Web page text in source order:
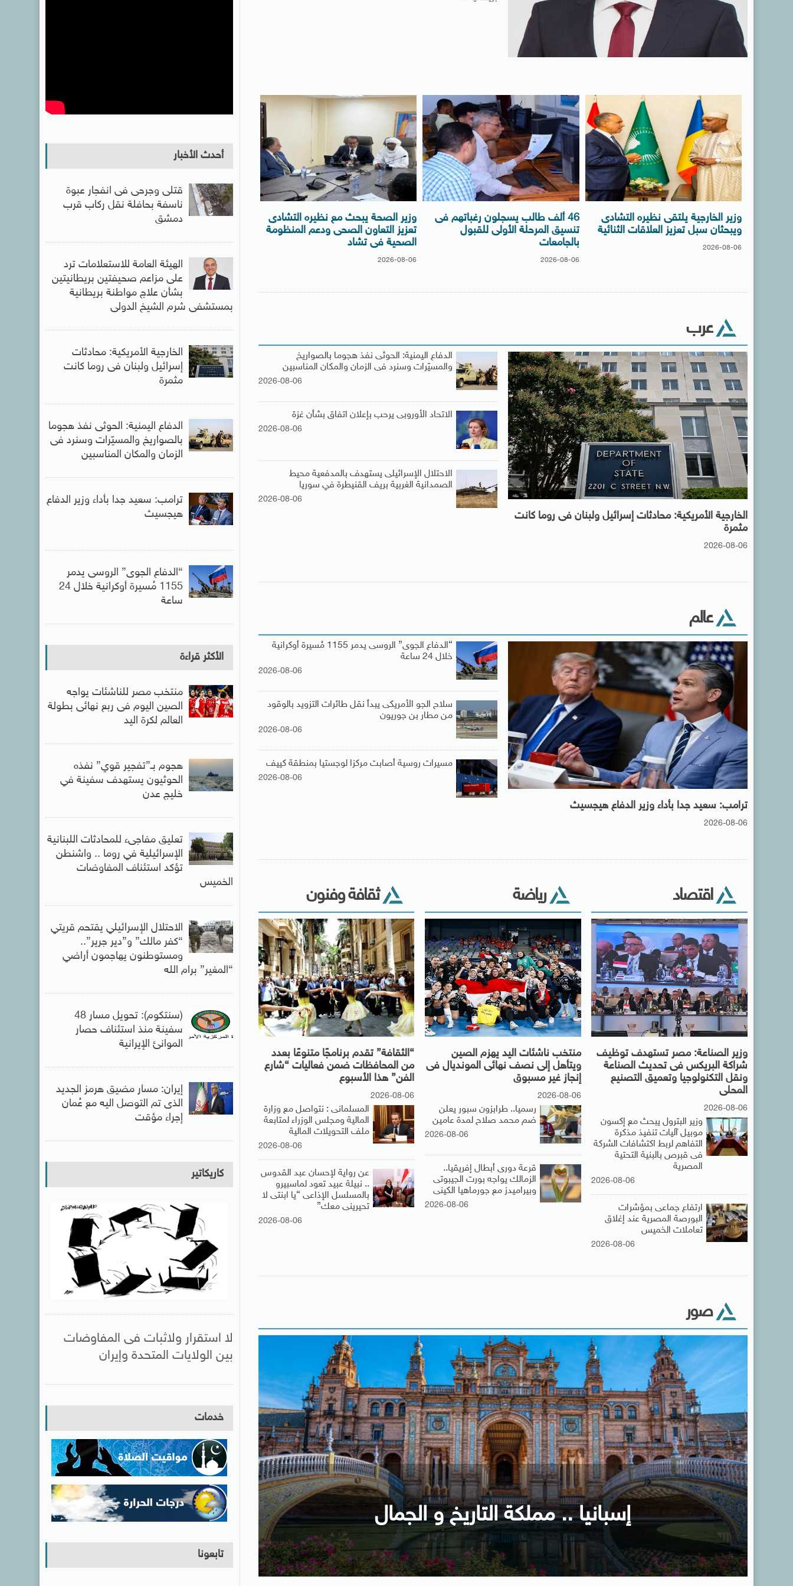
وزير الخارجية يلتقى نظيره التشادى
ويبحثان سبل تعزيز العلاقات الثنائية
2026-08-06
46 ألف طالب يسجلون رغباتهم فى
تنسيق المرحلة الأولى للقبول
بالجامعات
2026-08-06
وزير الصحة يبحث مع نظيره التشادى
تعزيز التعاون الصحى ودعم المنظومة
الصحية فى تشاد
2026-08-06
عرب
الدفاع اليمنية: الحوثى نفذ هجوما بالصواريخ
والمسيّرات وسنرد فى الزمان والمكان المناسبين
2026-08-06
الاتحاد الأوروبى يرحب بإعلان اتفاق بشأن غزة
2026-08-06
الاحتلال الإسرائيلى يستهدف بالمدفعية محيط
الصمدانية الغربية بريف القنيطرة في سوريا
2026-08-06
الخارجية الأمريكية: محادثات إسرائيل ولبنان فى روما كانت
مثمرة
2026-08-06
عالم
“الدفاع الجوى” الروسى يدمر 1155 مُسيرة أوكرانية
خلال 24 ساعة
2026-08-06
سلاح الجو الأمريكى يبدأ نقل طائرات التزويد بالوقود
من مطار بن جوريون
2026-08-06
مسيرات روسية أصابت مركزا لوجستيا بمنطقة كييف
2026-08-06
ترامب: سعيد جدا بأداء وزير الدفاع هيجسيث
2026-08-06
ثقافة وفنون
“الثقافة” تقدم برنامجًا متنوعًا بعدد
من المحافظات ضمن فعاليات “شارع
الفن” هذا الأسبوع
2026-08-06
المسلمانى : نتواصل مع وزارة
المالية ومجلس الوزراء لمتابعة
ملف التحويلات المالية
2026-08-06
عن رواية لإحسان عبد القدوس
.. نبيلة عبيد تعود لماسبيرو
بالمسلسل الإذاعى “يا ابنتى لا
تحيرينى معك”
2026-08-06
رياضة
منتخب ناشئات اليد يهزم الصين
ويتأهل إلى نصف نهائى المونديال فى
إنجاز غير مسبوق
2026-08-06
رسميا.. طرابزون سبور يعلن
ضم محمد صلاح لمدة عامين
2026-08-06
قرعة دورى أبطال إفريقيا..
الزمالك يواجه بورت الجيبوتى
وبيراميدز مع جورماهيا الكينى
2026-08-06
اقتصاد
وزير الصناعة: مصر تستهدف توظيف
شراكة البريكس فى تحديث الصناعة
ونقل التكنولوجيا وتعميق التصنيع
المحلى
2026-08-06
وزير البترول يبحث مع إكسون
موبيل آليات تنفيذ مذكرة
التفاهم لربط اكتشافات الشركة
فى قبرص بالبنية التحتية
المصرية
2026-08-06
ارتفاع جماعى بمؤشرات
البورصة المصرية عند إغلاق
تعاملات الخميس
2026-08-06
صور
إسبانيا .. مملكة التاريخ و الجمال
أحدث الأخبار
قتلى وجرحى فى انفجار عبوة
ناسفة بحافلة نقل ركاب قرب
دمشق
الهيئة العامة للاستعلامات ترد
على مزاعم صحيفتين بريطانيتين
بشأن علاج مواطنة بريطانية
بمستشفى شرم الشيخ الدولى
الخارجية الأمريكية: محادثات
إسرائيل ولبنان فى روما كانت
مثمرة
الدفاع اليمنية: الحوثى نفذ هجوما
بالصواريخ والمسيّرات وسنرد فى
الزمان والمكان المناسبين
ترامب: سعيد جدا بأداء وزير الدفاع
هيجسيث
“الدفاع الجوى” الروسى يدمر
1155 مُسيرة أوكرانية خلال 24
ساعة
الأكثر قراءة
منتخب مصر للناشئات يواجه
الصين اليوم فى ربع نهائى بطولة
العالم لكرة اليد
هجوم بـ”تفجير قوي” نفذه
الحوثيون يستهدف سفينة في
خليج عدن
تعليق مفاجىء للمحادثات اللبنانية
الإسرائيلية في روما .. واشنطن
تؤكد استئناف المفاوضات
الخميس
الاحتلال الإسرائيلي يقتحم قريتي
“كفر مالك” و”دير جرير”..
ومستوطنون يهاجمون أراضي
“المغير” برام الله
(سنتكوم): تحويل مسار 48
سفينة منذ استئناف حصار
الموانئ الإيرانية
إيران: مسار مضيق هرمز الجديد
الذى تم التوصل اليه مع عُمان
إجراء مؤقت
كاريكاتير
لا استقرار ولاثبات فى المفاوضات
بين الولايات المتحدة وإيران
خدمات
تابعونا